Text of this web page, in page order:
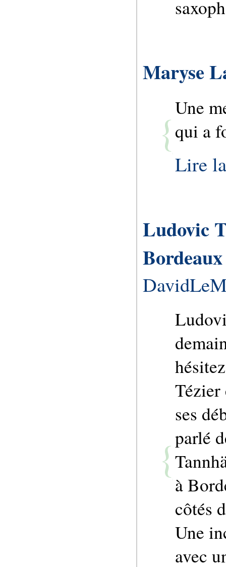
Maryse
Une
qui a
Lire
Ludovic
Bordeaux
Tézier
ses
parlé
à
côtés
Une
avec